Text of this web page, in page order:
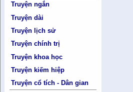
Truyện ngắn
Truyện dài
Truyện lịch sử
Truyện chính trị
Truyện khoa học
Truyện kiếm hiệp
Truyện cổ tích - Dân gian